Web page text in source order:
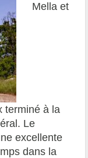
Mella et
terminé à la
Le
excellente
dans la